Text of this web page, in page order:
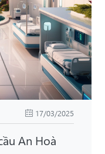
17/03/2025
An Hoà